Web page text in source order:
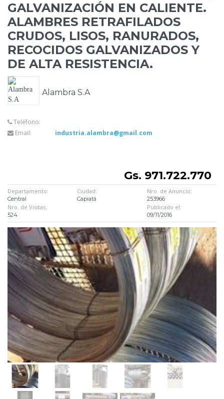
GALVANIZACIÓN EN CALIENTE.
ALAMBRES RETRAFILADOS
CRUDOS, LISOS, RANURADOS,
RECOCIDOS GALVANIZADOS Y
DE ALTA RESISTENCIA.
Alambra S.A
Teléfono:
Email:
industria.alambra@gmail.com
Gs. 971.722.770
Departamento:
Central
Ciudad:
Capiatá
Nro. de Anuncio:
253966
Nro. de Visitas:
524
Publicado el:
09/11/2016